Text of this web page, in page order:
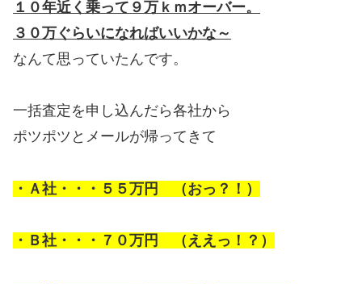
１０年近く乗って９万ｋｍオーバー。
３０万ぐらいになればいいかな～
なんて思っていたんです。
一括査定を申し込んだら各社から
ポツポツとメールが帰ってきて
・Ａ社・・・５５万円 （おっ？！）
・Ｂ社・・・７０万円 （ええっ！？）